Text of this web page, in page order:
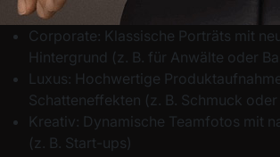
Corporate: Klassische Porträts mit
Hintergrund (z. B. für Anwälte oder
Luxus: Hochwertige
Schatteneffekten (z. B. Schmuck
Kreativ: Dynamische Teamfotos mit
(z. B. Start-ups)